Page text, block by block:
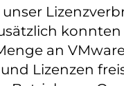
an
Lizenzen